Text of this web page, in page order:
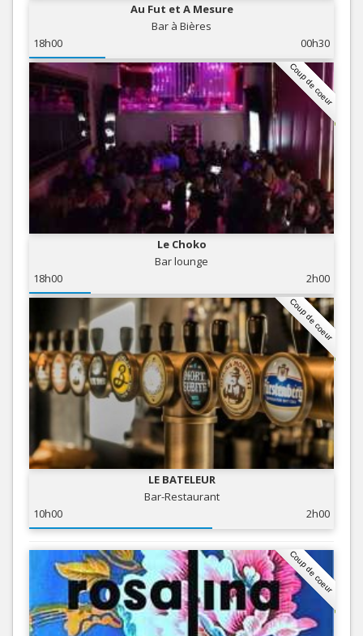
Au Fut et A Mesure
Bar à Bières
18h00
00h30
Coup de coeur
Le Choko
Bar lounge
18h00
2h00
Coup de coeur
LE BATELEUR
Bar-Restaurant
10h00
2h00
Coup de coeur